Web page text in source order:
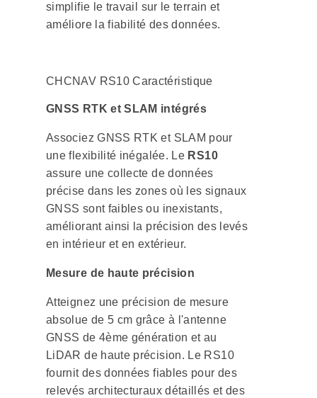
simplifie le travail sur le terrain et
améliore la fiabilité des données.
CHCNAV RS10 Caractéristique
GNSS RTK et SLAM intégrés
Associez GNSS RTK et SLAM pour
une flexibilité inégalée. Le RS10
assure une collecte de données
précise dans les zones où les signaux
GNSS sont faibles ou inexistants,
améliorant ainsi la précision des levés
en intérieur et en extérieur.
Mesure de haute précision
Atteignez une précision de mesure
absolue de 5 cm grâce à l'antenne
GNSS de 4ème génération et au
LiDAR de haute précision. Le RS10
fournit des données fiables pour des
relevés architecturaux détaillés et des